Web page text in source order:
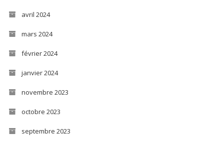
avril 2024
mars 2024
février 2024
janvier 2024
novembre 2023
octobre 2023
septembre 2023